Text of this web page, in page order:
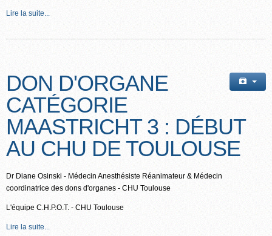
Lire la suite...
DON D'ORGANE
CATÉGORIE
MAASTRICHT 3 : DÉBUT
AU CHU DE TOULOUSE
Dr Diane Osinski - Médecin Anesthésiste Réanimateur & Médecin
coordinatrice des dons d'organes - CHU Toulouse
L'équipe C.H.P.O.T. - CHU Toulouse
Lire la suite...